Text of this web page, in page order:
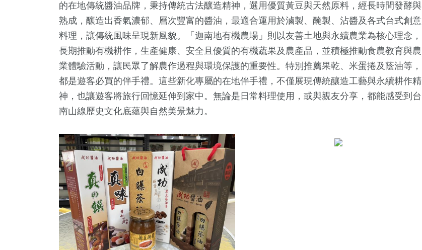
的在地傳統醬油品牌，秉持傳統古法釀造精神，選用優質黃豆與天然原料，經長時間發酵與
熟成，釀造出香氣濃郁、層次豐富的醬油，最適合運用於滷製、醃製、沾醬及各式台式創意
料理，讓傳統風味呈現新風貌。「迦南地有機農場」則以友善土地與永續農業為核心理念，
長期推動有機耕作，生產健康、安全且優質的有機蔬果及農產品，並積極推動食農教育與農
業體驗活動，讓民眾了解農作過程與環境保護的重要性。特別推薦果乾、米蛋捲及蔭油等，
都是遊客必買的伴手禮。這些新化專屬的在地伴手禮，不僅展現傳統釀造工藝與永續耕作精
神，也讓遊客將旅行回憶延伸到家中。無論是日常料理使用，或與親友分享，都能感受到台
南山線歷史文化底蘊與自然美景魅力。
19+
科技新知
129+
文教